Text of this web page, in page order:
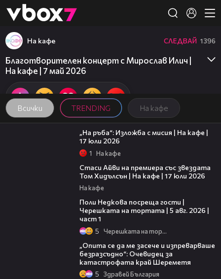
👾
Всички TRENDING На кафе
На кафе СЛЕДВАЙ 1396
Благотворителен концерт с Мирослав Илич |
На кафе | 7 май 2026
09:09
„На ръба“: Изложба с мисия | На кафе |
17 юли 2026
1 На кафе
Стаси Айви на премиера със звездата
Том Хидълсън | На кафе | 17 юли 2026
На кафе
Поли Недкова посреща гости |
Черешката на тортата | 5 авг. 2026 |
част 1
5 Черешката на тортата
„Опита се да ме засече и изпреварваше
безразсъдно“: Очевидец за
катастрофата край Шереметя
5 Здравей България